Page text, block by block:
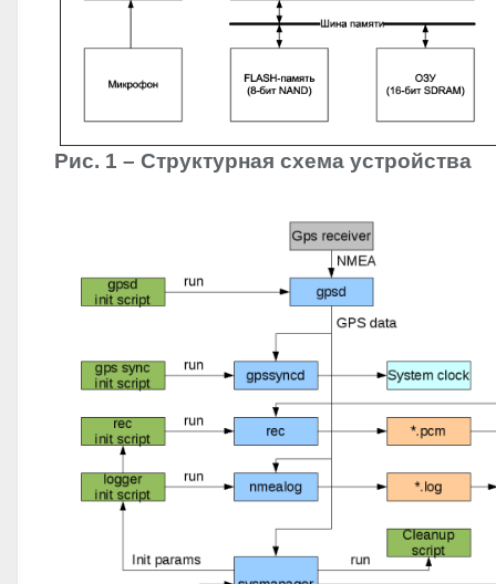
Рис. 1 – Структурная схема устройства